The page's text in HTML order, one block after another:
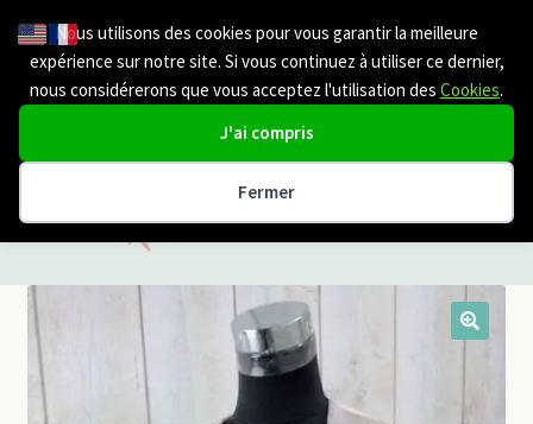
Nous utilisons des cookies pour vous garantir la meilleure
expérience sur notre site. Si vous continuez à utiliser ce dernier,
nous considérerons que vous acceptez l'utilisation des Cookies.
J'ai compris
Fermer
Aller
à
la
Aller
au
contenu
Menu
Etole mariage
cape mariage
Chale | Cache Epaule